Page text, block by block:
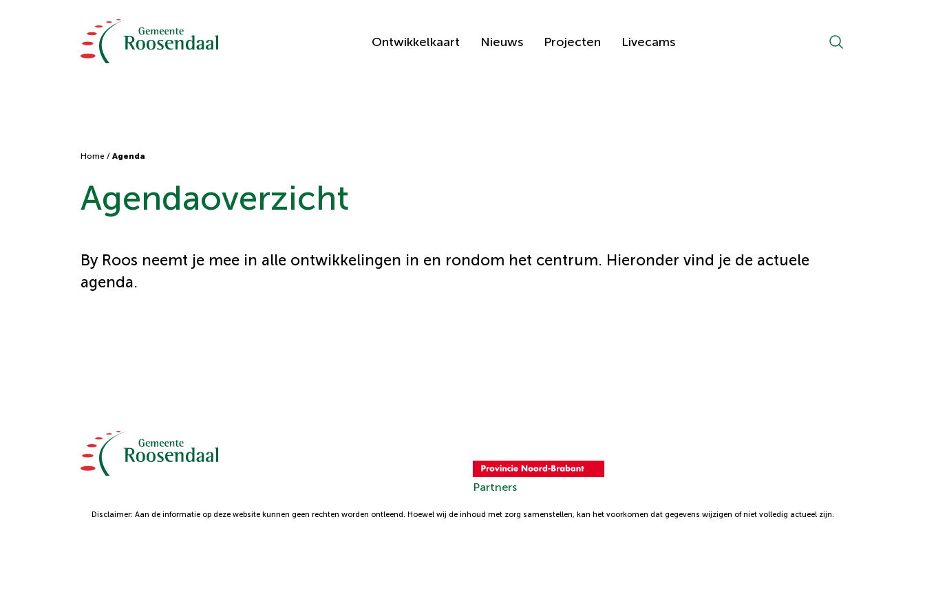
Ontwikkelkaart Nieuws Projecten Livecams
Home / Agenda
Agendaoverzicht
By Roos neemt je mee in alle ontwikkelingen in en rondom het centrum. Hieronder vind je de actuele
agenda.
Partners
Disclaimer: Aan de informatie op deze website kunnen geen rechten worden ontleend. Hoewel wij de inhoud met zorg samenstellen, kan het voorkomen dat gegevens wijzigen of niet volledig actueel zijn.